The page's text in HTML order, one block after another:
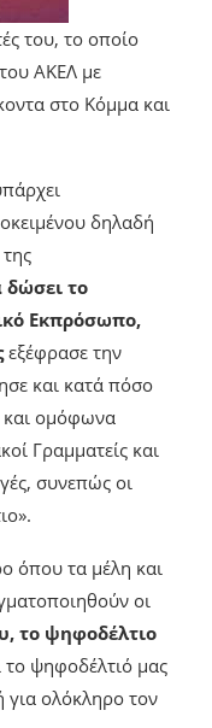
του, το οποίο
ΑΚΕΛ με
στο Κόμμα και
δηλαδή
δώσει το
Εκπρόσωπο,
εξέφρασε την
και κατά πόσο
και ομόφωνα
Γραμματείς και
συνεπώς οι
όπου τα μέλη και
οι
το ψηφοδέλτιο
το ψηφοδέλτιό μας
για ολόκληρο τον